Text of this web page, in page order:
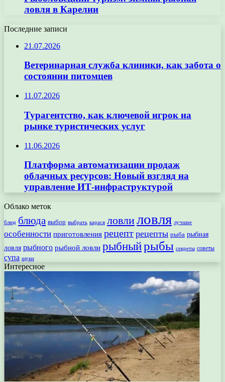
ловля в Карелии
Последние записи
21.07.2026
Ветеринарная служба клиники, как забота о
состоянии питомцев
11.07.2026
Турагентство, как ключевой игрок на
рынке туристических услуг
11.06.2026
Платформа автоматизации продаж
облачных ресурсов: Новый взгляд на
управление ИТ-инфраструктурой
Облако меток
блюд блюда выбор выбрать карася ловлиловля лучшие
особенности приготовления рецепт рецепты рыба рыбная
ловля рыбного рыбной ловли рыбныйрыбы секреты советы
супа щуки
Интересное